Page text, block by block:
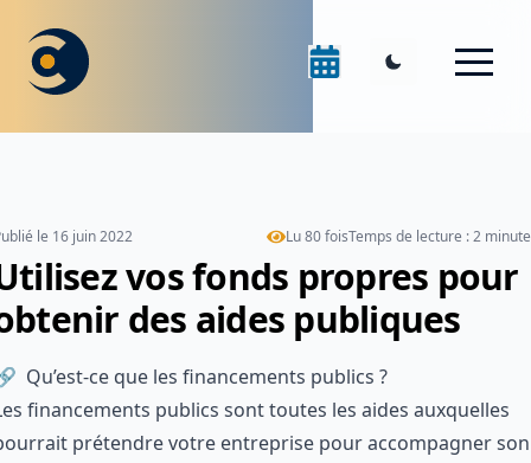
le 16 juin 2022 Lu80foisTemps de lecture :2
vos fonds propres pour
des aides publiques
Qu’est-ce que les financements publics ?
financements publics sont toutes les aides auxquelles
prétendre votre entreprise pour accompagner son